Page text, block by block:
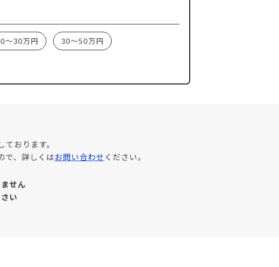
～30万円 30～50万円
おります。
で、詳しくはお問い合わせ ください。
せん
い